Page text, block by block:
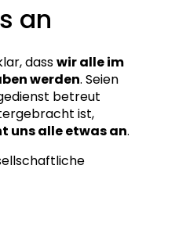
an
dasswir alle im
werden. Seien
betreut
ist,
uns alle etwas an.